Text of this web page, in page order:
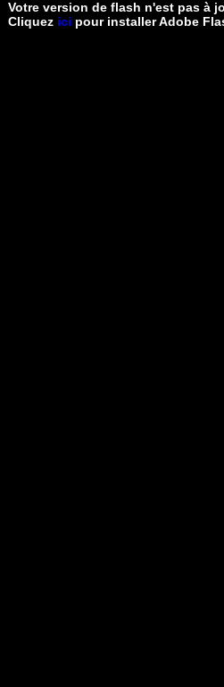
Votre version de flash n'est pas à
Cliquez ici pour installer Adobe